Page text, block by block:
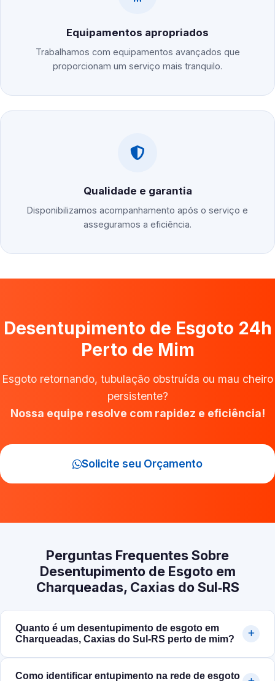
Equipamentos apropriados
Trabalhamos com equipamentos avançados que
proporcionam um serviço mais tranquilo.
Qualidade e garantia
Disponibilizamos acompanhamento após o serviço e
asseguramos a eficiência.
Desentupimento de Esgoto 24h
Perto de Mim
Esgoto retornando, tubulação obstruída ou mau cheiro
persistente?
Nossa equipe resolve com rapidez e eficiência!
Solicite seu Orçamento
Perguntas Frequentes Sobre
Desentupimento de Esgoto em
Charqueadas, Caxias do Sul‑RS
Quanto é um desentupimento de esgoto em
Charqueadas, Caxias do Sul‑RS perto de mim?
Como identificar entupimento na rede de esgoto